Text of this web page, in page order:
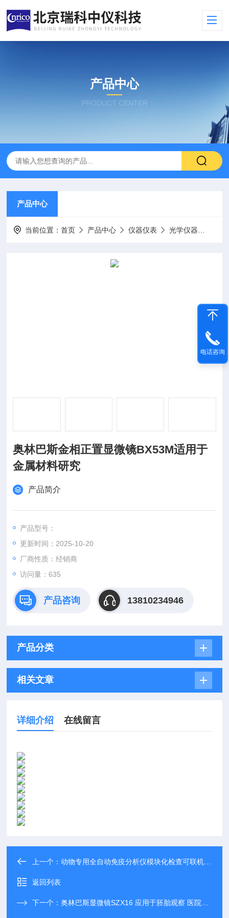
产品中心
PRODUCT CENTER
产品中心
当前位置：首页 产品中心 仪器仪表 光学仪器
奥林巴斯金相正置显微镜BX53M适用于
金属材料研究
产品简介
产品型号：
更新时间：2025-10-20
厂商性质：经销商
访问量：635
产品咨询 13810234946
产品分类
相关文章
详细介绍 在线留言
上一个：动物专用全自动免疫分析仪模块化检查可联机操作
返回列表
下一个：奥林巴斯显微镜SZX16 应用于胚胎观察 医院使用 可上门安装
电话咨询